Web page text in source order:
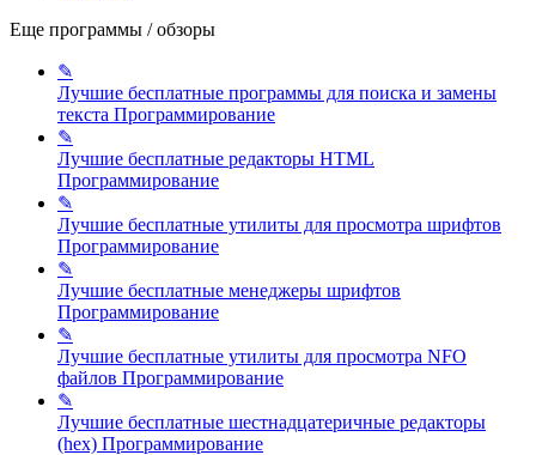
Еще программы / обзоры
✎
Лучшие бесплатные программы для поиска и замены
текста Программирование
✎
Лучшие бесплатные редакторы HTML
Программирование
✎
Лучшие бесплатные утилиты для просмотра шрифтов
Программирование
✎
Лучшие бесплатные менеджеры шрифтов
Программирование
✎
Лучшие бесплатные утилиты для просмотра NFO
файлов Программирование
✎
Лучшие бесплатные шестнадцатеричные редакторы
(hex) Программирование